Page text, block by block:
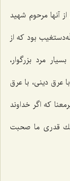
آنها مرحوم شهید
بود كه از
مرد بزرگوار،
عرق دینی، با عرق
كه اگر خداوند
قدری ما صحبت